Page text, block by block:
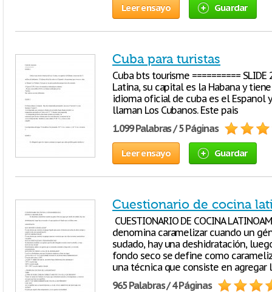
Leer ensayo Guardar
Cuba para turistas
Cuba bts tourisme ==========
Latina, su capital es la Habana y
idioma oficial de cuba es el Espanol
llaman Los Cubanos. Este pais
1.099 Palabras / 5 Páginas
Leer ensayo Guardar
Cuestionario de cocina
CUESTIONARIO DE COCINA
denomina caramelizar cuando un
sudado, hay una deshidratación,
fondo seco se define como
una técnica que consiste en agregar
965 Palabras / 4 Páginas